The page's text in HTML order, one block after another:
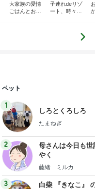
大家族の愛情
ごはんとお弁
子連れdeリゾ
ート、時々キ
ペット
1
しろとくろしろ
たまねぎ
2
母さんは今日も世
やく
藤緒 ミルカ
3
白柴 『きなこ』